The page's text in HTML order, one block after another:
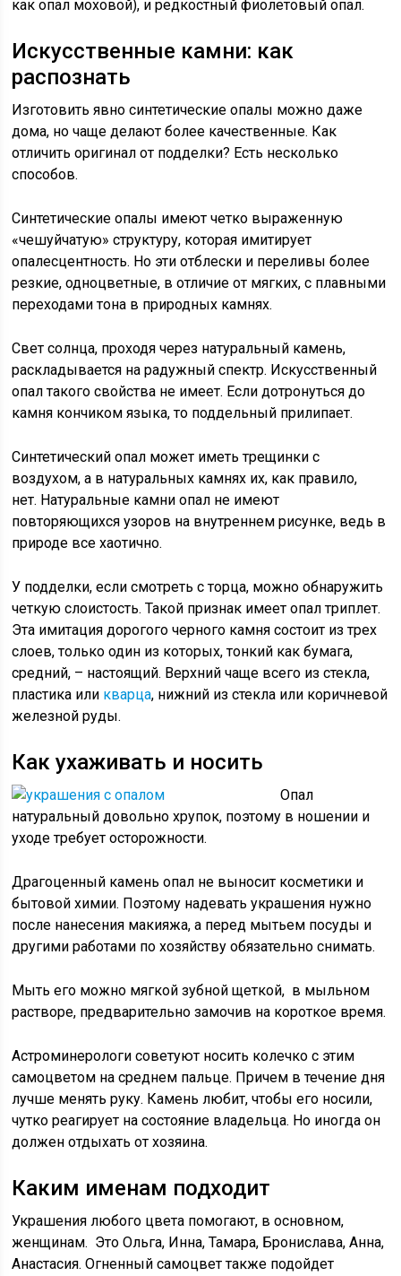
как опал моховой), и редкостный фиолетовый опал.
Искусственные камни: как
распознать
Изготовить явно синтетические опалы можно даже
дома, но чаще делают более качественные. Как
отличить оригинал от подделки? Есть несколько
способов.
Синтетические опалы имеют четко выраженную
«чешуйчатую» структуру, которая имитирует
опалесцентность. Но эти отблески и переливы более
резкие, одноцветные, в отличие от мягких, с плавными
переходами тона в природных камнях.
Свет солнца, проходя через натуральный камень,
раскладывается на радужный спектр. Искусственный
опал такого свойства не имеет. Если дотронуться до
камня кончиком языка, то поддельный прилипает.
Синтетический опал может иметь трещинки с
воздухом, а в натуральных камнях их, как правило,
нет. Натуральные камни опал не имеют
повторяющихся узоров на внутреннем рисунке, ведь в
природе все хаотично.
У подделки, если смотреть с торца, можно обнаружить
четкую слоистость. Такой признак имеет опал триплет.
Эта имитация дорогого черного камня состоит из трех
слоев, только один из которых, тонкий как бумага,
средний, – настоящий. Верхний чаще всего из стекла,
пластика или кварца, нижний из стекла или коричневой
железной руды.
Как ухаживать и носить
Опал
натуральный довольно хрупок, поэтому в ношении и
уходе требует осторожности.
Драгоценный камень опал не выносит косметики и
бытовой химии. Поэтому надевать украшения нужно
после нанесения макияжа, а перед мытьем посуды и
другими работами по хозяйству обязательно снимать.
Мыть его можно мягкой зубной щеткой, в мыльном
растворе, предварительно замочив на короткое время.
Астроминерологи советуют носить колечко с этим
самоцветом на среднем пальце. Причем в течение дня
лучше менять руку. Камень любит, чтобы его носили,
чутко реагирует на состояние владельца. Но иногда он
должен отдыхать от хозяина.
Каким именам подходит
Украшения любого цвета помогают, в основном,
женщинам. Это Ольга, Инна, Тамара, Бронислава, Анна,
Анастасия. Огненный самоцвет также подойдет